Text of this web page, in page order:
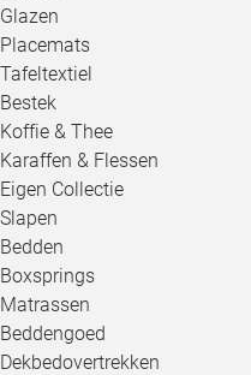
Glazen
Placemats
Tafeltextiel
Bestek
Koffie & Thee
Karaffen & Flessen
Eigen Collectie
Slapen
Bedden
Boxsprings
Matrassen
Beddengoed
Dekbedovertrekken